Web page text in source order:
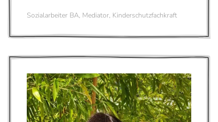
Sozialarbeiter BA, Mediator, Kinderschutzfachkraft